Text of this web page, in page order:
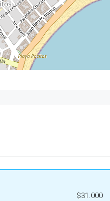
$31.000